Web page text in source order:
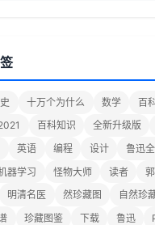
十万个为什么 数学 百
百科知识 全新升级版
英语 编程 设计 鲁迅
器学习 怪物大师 读者
明清名医 然珍藏图 自然珍
珍藏图鉴 下载 鲁迅